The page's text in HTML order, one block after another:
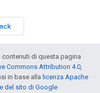
di questa pagina
Commons Attribution 4.0,
in base alla licenza Apache
del sito di Google